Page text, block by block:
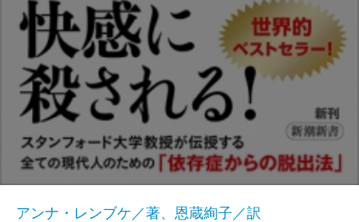
アンナ・レンブケ／著、恩蔵絢子／訳